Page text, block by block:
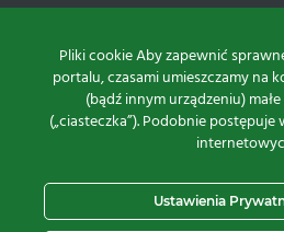
Projekt i realizacja:
Pliki cookie Aby zapewnić
portalu, czasami umieszczamy na
(bądź innym urządzeniu)
(„ciasteczka”). Podobnie
Ustawienia